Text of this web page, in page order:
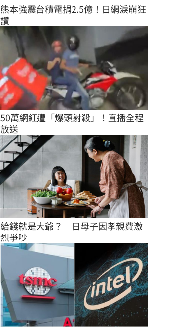
熊本強震台積電捐2.5億！日網淚崩狂
讚
50萬網紅遭「爆頭射殺」！直播全程
放送
給錢就是大爺？　日母子因孝親費激
烈爭吵